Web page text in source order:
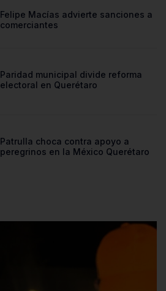
Felipe Macías advierte sanciones a
comerciantes
Paridad municipal divide reforma
electoral en Querétaro
Patrulla choca contra apoyo a
peregrinos en la México Querétaro